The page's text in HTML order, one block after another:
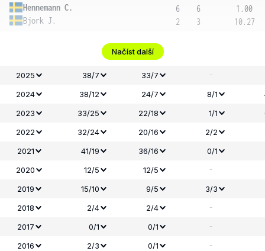
Hennemann C.
Bjork J.
6
2
6
3
1.00
10.27
Načíst další
2025 38/7 33/7 -
2024
38/12 24/7 8/1
2023
33/25 22/18 1/1
2022
32/24 20/16 2/2
2021
41/19 36/16 0/1
2020
12/5 12/5 -
2019 15/10 9/5 3/3
2018
2/4 2/4 -
2017 0/1 0/1 -
2016 2/3 0/1 -